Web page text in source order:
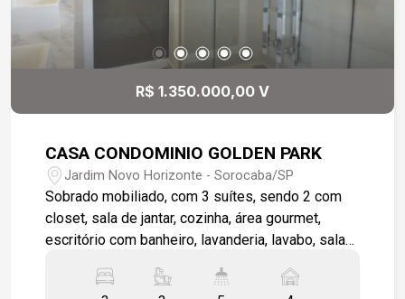
R$ 1.350.000,00 V
CASA CONDOMINIO GOLDEN PARK
Jardim Novo Horizonte - Sorocaba/SP
Sobrado mobiliado, com 3 suítes, sendo 2 com
closet, sala de jantar, cozinha, área gourmet,
escritório com banheiro, lavanderia, lavabo, sala